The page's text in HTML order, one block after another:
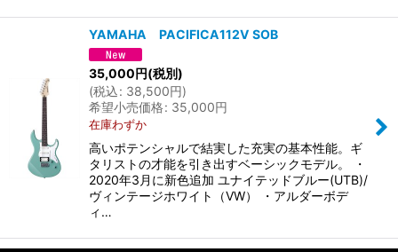
YAMAHA PACIFICA112V SOB
35,000円(税別)
(税込: 38,500円)
希望小売価格: 35,000円
在庫わずか
高いポテンシャルで結実した充実の基本性能。ギ
タリストの才能を引き出すベーシックモデル。 ・
2020年3月に新色追加 ユナイテッドブルー(UTB)/
ヴィンテージホワイト（VW） ・アルダーボデ
ィ…